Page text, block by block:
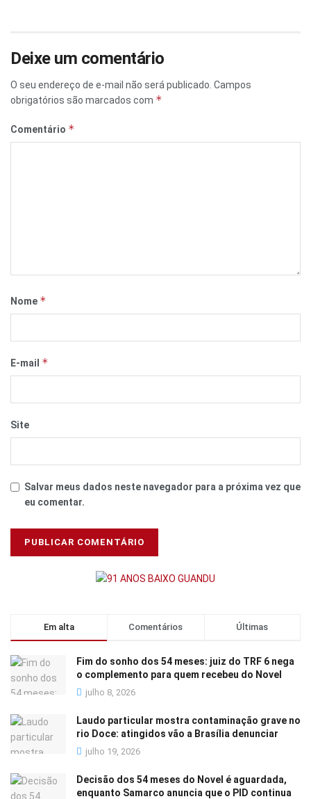
Deixe um comentário
O seu endereço de e-mail não será publicado. Campos
obrigatórios são marcados com *
Comentário *
Nome *
E-mail *
Site
Salvar meus dados neste navegador para a próxima vez que
eu comentar.
Em alta Comentários Últimas
Fim do sonho dos 54 meses: juiz do TRF 6 nega
o complemento para quem recebeu do Novel
julho 8, 2026
Laudo particular mostra contaminação grave no
rio Doce: atingidos vão a Brasília denunciar
julho 19, 2026
Decisão dos 54 meses do Novel é aguardada,
enquanto Samarco anuncia que o PID continua